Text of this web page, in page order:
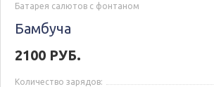
Батарея салютов с фонтаном
Бамбуча
2100 РУБ.
Количество зарядов: